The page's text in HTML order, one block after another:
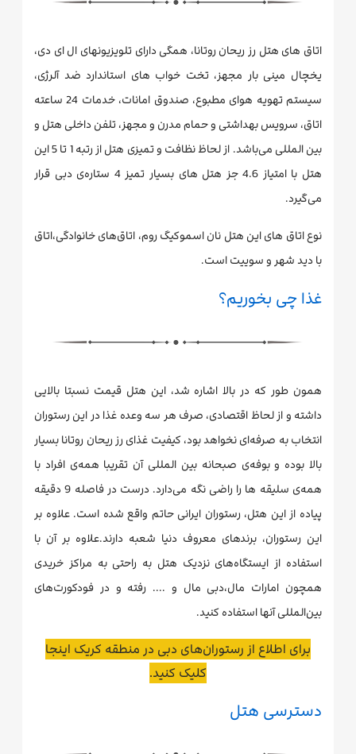
اتاق های هتل رز ریحان روتانا، همگی دارای تلویزیونهای ال ای دی،
یخچال مینی بار مجهز، تخت خواب های استاندارد ضد آلرژی،
سیستم تهویه هوای مطبوع، صندوق امانات، خدمات 24 ساعته
اتاق، سرویس بهداشتی و حمام مدرن و مجهز، تلفن داخلی هتل و
بین المللی می‌باشد. از لحاظ نظافت و تمیزی هتل از رتبه 1 تا 5 این
هتل با امتیاز 4.6 جز هتل های بسیار تمیز 4 ستاره‌ی دبی قرار
می‌گیرد.
نوع اتاق های این هتل نان اسموکیگ روم، اتاق‌های خانوادگی،اتاق
با دید شهر و سوییت است.
غذا چی بخوریم؟
همون‌ طور که در بالا اشاره شد، این هتل قیمت نسبتا بالایی
داشته و از لحاظ اقتصادی، صرف هر سه وعده غذا در این رستوران
انتخاب به صرفه‌ای نخواهد بود، کیفیت غذای رز ریحان روتانا بسیار
بالا بوده و بوفه‌ی صبحانه بین المللی آن تقریبا همه‌ی افراد با
همه‌ی سلیقه ها را راضی نگه می‌دارد. درست در فاصله 9 دقیقه
پیاده از این هتل، رستوران ایرانی حاتم واقع شده است. علاوه بر
این رستوران، برند‌های معروف دنیا شعبه دارند.علاوه بر آن با
استفاده از ایستگاه‌های نزدیک هتل به راحتی به مراکز خریدی
همچون امارات مال‌،دبی مال و .... رفته و در فودکورت‌های
بین‌المللی آنها استفاده کنید.
برای اطلاع از رستوران‌های دبی در منطقه کریک اینجا
کلیک کنید.
دسترسی هتل